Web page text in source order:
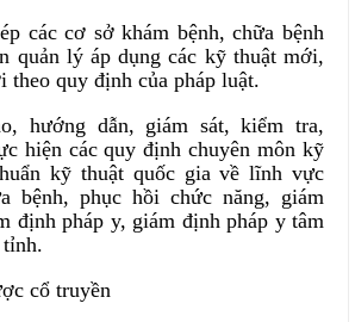
các cơ sở khám bệnh, chữa bệnh
quản lý áp dụng các kỹ thuật mới,
theo quy định của pháp luật.
hướng dẫn, giám sát, kiểm tra,
hiện các quy định chuyên môn kỹ
kỹ thuật quốc gia về lĩnh vực
bệnh, phục hồi chức năng, giám
định pháp y, giám định pháp y tâm
tỉnh.
cổ truyền